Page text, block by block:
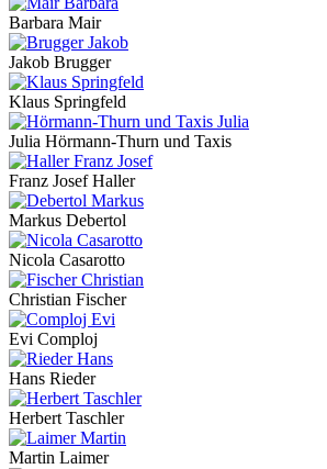
Barbara Mair
Jakob Brugger
Klaus Springfeld
Julia Hörmann-Thurn und Taxis
Franz Josef Haller
Markus Debertol
Nicola Casarotto
Christian Fischer
Evi Comploj
Hans Rieder
Herbert Taschler
Martin Laimer